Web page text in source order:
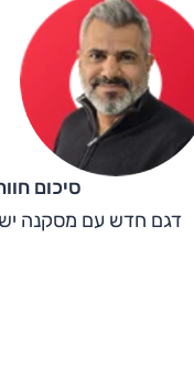
סיכום
דגם חדש עם מסקנה